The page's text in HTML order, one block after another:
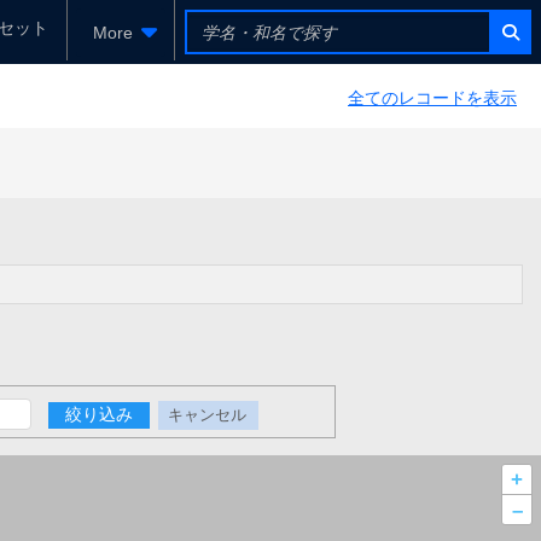
ット More
全てのレコードを表示
絞り込み キャンセル
+
–